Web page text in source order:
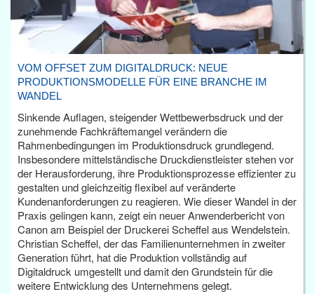
VOM OFFSET ZUM DIGITALDRUCK: NEUE
PRODUKTIONSMODELLE FÜR EINE BRANCHE IM
WANDEL
Sinkende Auflagen, steigender Wettbewerbsdruck und der
zunehmende Fachkräftemangel verändern die
Rahmenbedingungen im Produktionsdruck grundlegend.
Insbesondere mittelständische Druckdienstleister stehen vor
der Herausforderung, ihre Produktionsprozesse effizienter zu
gestalten und gleichzeitig flexibel auf veränderte
Kundenanforderungen zu reagieren. Wie dieser Wandel in der
Praxis gelingen kann, zeigt ein neuer Anwenderbericht von
Canon am Beispiel der Druckerei Scheffel aus Wendelstein.
Christian Scheffel, der das Familienunternehmen in zweiter
Generation führt, hat die Produktion vollständig auf
Digitaldruck umgestellt und damit den Grundstein für die
weitere Entwicklung des Unternehmens gelegt.